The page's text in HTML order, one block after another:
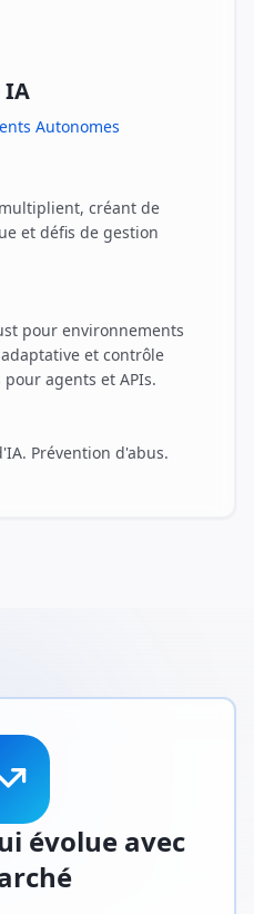
IA
Autonomes
créant de
et défis de gestion
pour environnements
et contrôle
agents et APIs.
Prévention d'abus.
évolue avec